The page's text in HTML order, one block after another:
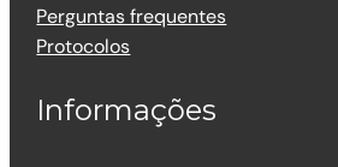
Perguntas frequentes
Protocolos
Informações